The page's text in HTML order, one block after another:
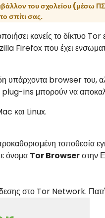
του σχολείου (μέσω
σπίτι σας.
κανείς το δίκτυο Tor
Firefox που έχει
υπάρχοντα browser του,
ins μπορούν να
και Linux.
τοποθεσία
όνομα Tor Browserστην
στο Tor Network.